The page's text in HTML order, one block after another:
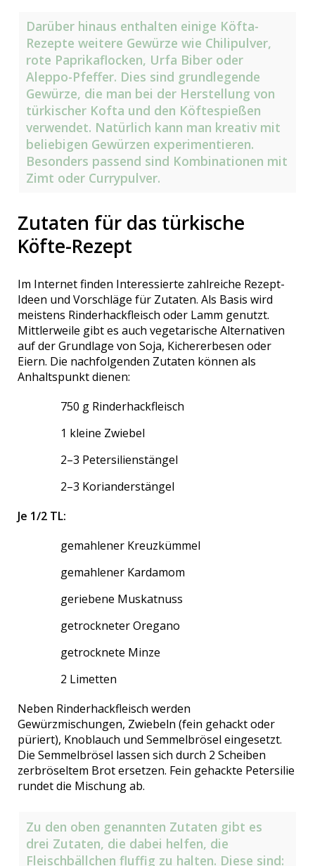
Darüber hinaus enthalten einige Köfta-
Rezepte weitere Gewürze wie Chilipulver,
rote Paprikaflocken, Urfa Biber oder
Aleppo-Pfeffer. Dies sind grundlegende
Gewürze, die man bei der Herstellung von
türkischer Kofta und den Köftespießen
verwendet. Natürlich kann man kreativ mit
beliebigen Gewürzen experimentieren.
Besonders passend sind Kombinationen mit
Zimt oder Currypulver.
Zutaten für das türkische
Köfte-Rezept
Im Internet finden Interessierte zahlreiche Rezept-
Ideen und Vorschläge für Zutaten. Als Basis wird
meistens Rinderhackfleisch oder Lamm genutzt.
Mittlerweile gibt es auch vegetarische Alternativen
auf der Grundlage von Soja, Kichererbesen oder
Eiern. Die nachfolgenden Zutaten können als
Anhaltspunkt dienen:
750 g Rinderhackfleisch
1 kleine Zwiebel
2–3 Petersilienstängel
2–3 Korianderstängel
Je 1∕2 TL:
gemahlener Kreuzkümmel
gemahlener Kardamom
geriebene Muskatnuss
getrockneter Oregano
getrocknete Minze
2 Limetten
Neben Rinderhackfleisch werden
Gewürzmischungen, Zwiebeln (fein gehackt oder
püriert), Knoblauch und Semmelbrösel eingesetzt.
Die Semmelbrösel lassen sich durch 2 Scheiben
zerbröseltem Brot ersetzen. Fein gehackte Petersilie
rundet die Mischung ab.
Zu den oben genannten Zutaten gibt es
drei Zutaten, die dabei helfen, die
Fleischbällchen fluffig zu halten. Diese sind: